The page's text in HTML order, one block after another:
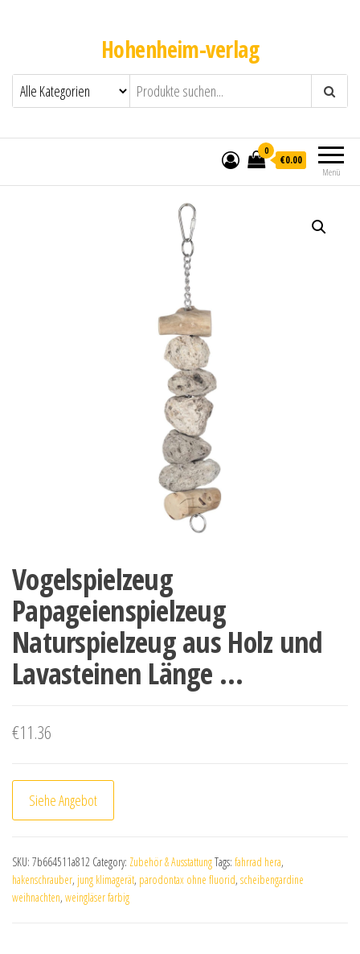
Hohenheim-verlag
Menü
0
€0.00
Vogelspielzeug
Papageienspielzeug
Naturspielzeug aus Holz und
Lavasteinen Länge …
€11.36
Siehe Angebot
SKU: 7b664511a812 Category: Zubehör & AusstattungTags: fahrrad hera,
hakenschrauber, jung klimagerät, parodontax ohne fluorid, scheibengardine
weihnachten, weingläser farbig